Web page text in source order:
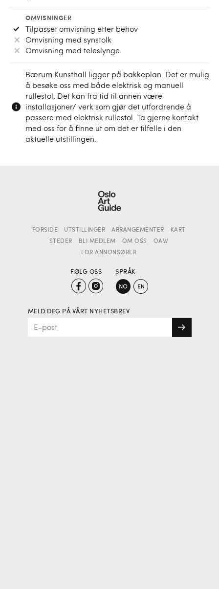
OMVISNINGER
Tilpasset omvisning etter behov
Omvisning med synstolk
Omvisning med teleslynge
Bærum Kunsthall ligger på bakkeplan. Det er mulig
å besøke oss med både elektrisk og manuell
rullestol. Det kan fra tid til annen være
installasjoner/ verk som gjør det utfordrende å
passere med elektrisk rullestol. Ta gjerne kontakt
med oss for å finne ut om det er tilfelle i den
aktuelle utstillingen.
FORSIDE UTSTILLINGER ARRANGEMENTER
KART
STEDER
BLI MEDLEM OM OSS
OAW
FOR ANNONSØRER
FØLG OSS SPRÅK
MELD DEG PÅ VÅRT NYHETSBREV